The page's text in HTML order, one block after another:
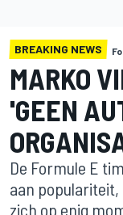
BREAKING NEWS
MARKO
'GEEN
De Formule E
aan populariteit,
zich op enig